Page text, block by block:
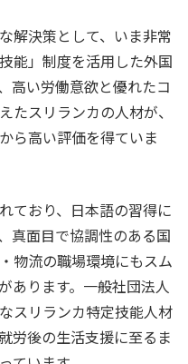
解決策として、いま非常
能」制度を活用した外国
高い労働意欲と優れたコ
たスリランカの人材が、
ら高い評価を得ていま
ており、日本語の習得に
真面目で協調性のある国
物流の職場環境にもスム
あります。一般社団法人
スリランカ特定技能人材
労後の生活支援に至るま